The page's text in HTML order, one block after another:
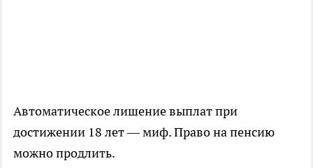
Автоматическое лишение выплат при
достижении 18 лет — миф. Право на пенсию
можно продлить.